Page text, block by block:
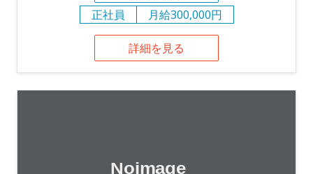
正社員
月給300,000円
詳細を見る